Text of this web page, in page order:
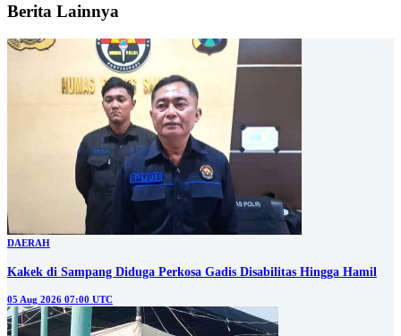
Berita Lainnya
DAERAH
Kakek di Sampang Diduga Perkosa Gadis Disabilitas Hingga Hamil
05 Aug 2026 07:00 UTC